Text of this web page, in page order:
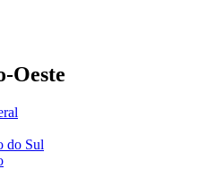
Oeste
do Sul